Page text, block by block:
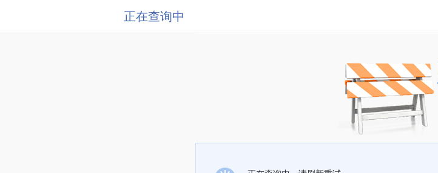
正在查询中